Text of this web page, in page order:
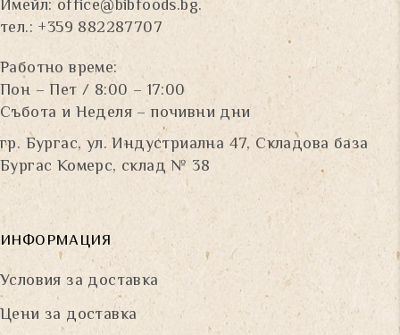
Имейл: office@bibfoods.bg.
тел.: +359 882287707
Работно време:
Пон – Пет / 8:00 – 17:00
Събота и Неделя – почивни дни
гр. Бургас, ул. Индустриална 47, Складова база
Бургас Комерс, склад № 38
ИНФОРМАЦИЯ
Условия за доставка
Цени за доставка